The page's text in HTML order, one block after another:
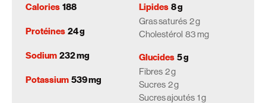
Calories 188
Protéines 24 g
Sodium 232 mg
Potassium 539 mg
Lipides 8 g
Gras saturés 2 g
Cholestérol 83 mg
Glucides 5 g
Fibres 2 g
Sucres 2 g
Sucres ajoutés 1 g